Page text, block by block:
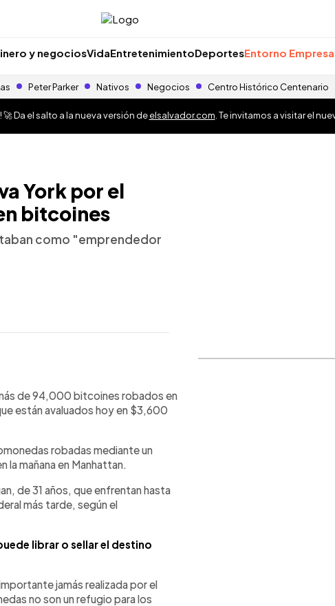
y negociosVidaEntretenimientoDeportesEntorno
Peter Parker Nativos Negocios Centro Histórico Centenario
Da el salto a la nueva versión deelsalvador.com . Te invitamos a visitar el
York por el
bitcoines
como "emprendedor
de 94,000 bitcoines robados en
están avaluados hoy en $3,600
robadas mediante un
mañana en Manhattan.
de 31 años, que enfrentan hasta
más tarde, según el
librar o sellar el destino
jamás realizada por el
no son un refugio para los